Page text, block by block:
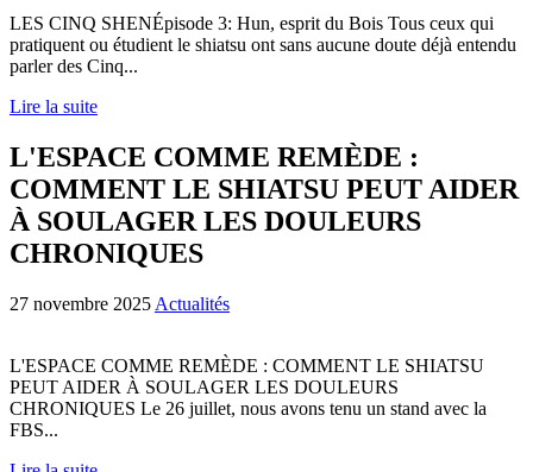
LES CINQ SHENÉpisode 3: Hun, esprit du Bois Tous ceux qui
pratiquent ou étudient le shiatsu ont sans aucune doute déjà entendu
parler des Cinq...
Lire la suite
L'ESPACE COMME REMÈDE :
COMMENT LE SHIATSU PEUT AIDER
À SOULAGER LES DOULEURS
CHRONIQUES
27 novembre 2025 Actualités
L'ESPACE COMME REMÈDE : COMMENT LE SHIATSU
PEUT AIDER À SOULAGER LES DOULEURS
CHRONIQUES Le 26 juillet, nous avons tenu un stand avec la
FBS...